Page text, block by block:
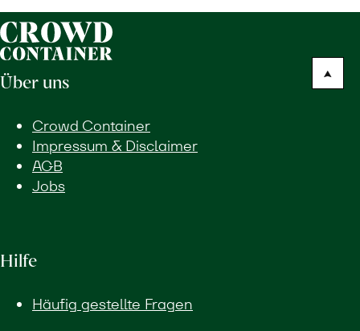
Über uns
Crowd Container
Impressum & Disclaimer
AGB
Jobs
Hilfe
Häufig gestellte Fragen